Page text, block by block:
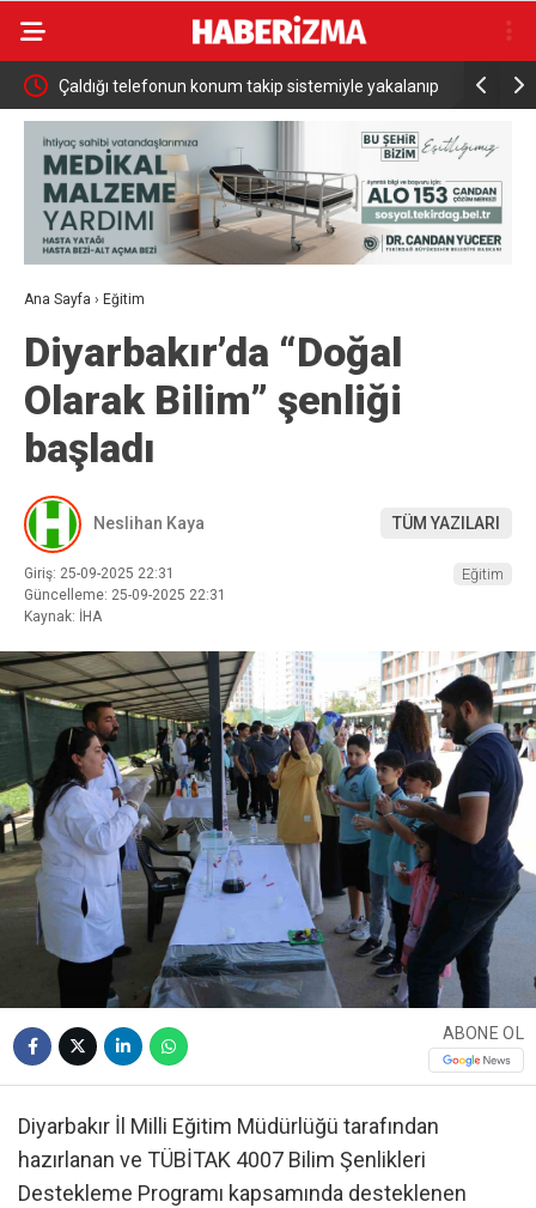
yakalanıp Adalet Bakanı Akın Gürlek: “Hiçbir cinayet
unutulmayacak, hiçbir delil göz ardı edilmeyecek”
Ana Sayfa › Eğitim
Diyarbakır’da “Doğal
Olarak Bilim” şenliği
başladı
Neslihan Kaya TÜM YAZILARI
Giriş: 25-09-2025 22:31
Güncelleme: 25-09-2025 22:31
Kaynak: İHA
Eğitim
ABONE OL
Diyarbakır İl Milli Eğitim Müdürlüğü tarafından
hazırlanan ve TÜBİTAK 4007 Bilim Şenlikleri
Destekleme Programı kapsamında desteklenen